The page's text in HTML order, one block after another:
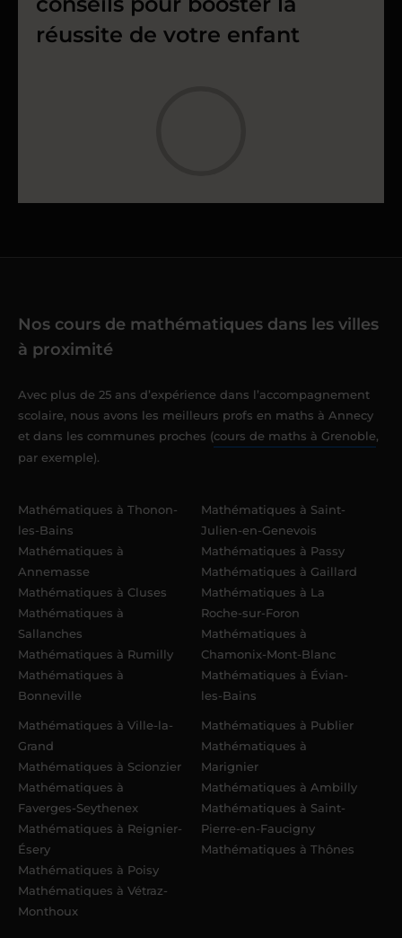
réussite de votre enfant
Nos cours de mathématiques dans les villes
à proximité
Avec plus de 25 ans d’expérience dans l’accompagnement
scolaire, nous avons les meilleurs profs en maths à Annecy
et dans les communes proches (cours de maths à Grenoble,
par exemple).
Mathématiques à Thonon-
les-Bains
Mathématiques à
Annemasse
Mathématiques à Cluses
Mathématiques à
Sallanches
Mathématiques à Rumilly
Mathématiques à
Bonneville
Mathématiques à Saint-
Julien-en-Genevois
Mathématiques à Passy
Mathématiques à Gaillard
Mathématiques à La
Roche-sur-Foron
Mathématiques à
Chamonix-Mont-Blanc
Mathématiques à Évian-
les-Bains
Mathématiques à Ville-la-
Grand
Mathématiques à Scionzier
Mathématiques à
Faverges-Seythenex
Mathématiques à Reignier-
Ésery
Mathématiques à Poisy
Mathématiques à Vétraz-
Monthoux
Mathématiques à Publier
Mathématiques à
Marignier
Mathématiques à Ambilly
Mathématiques à Saint-
Pierre-en-Faucigny
Mathématiques à Thônes